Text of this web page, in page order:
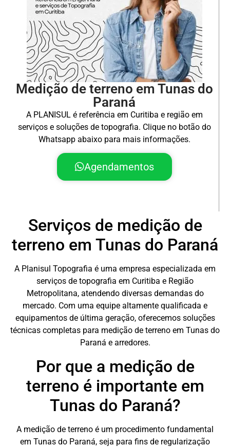
Medição de terreno em Tunas do
Paraná
A PLANISUL é referência em Curitiba e região em
serviços e soluções de topografia. Clique no botão do
Whatsapp abaixo para mais informações.
Agendamentos
Serviços de medição de
terreno em Tunas do Paraná
A Planisul Topografia é uma empresa especializada em
serviços de topografia em Curitiba e Região
Metropolitana, atendendo diversas demandas do
mercado. Com uma equipe altamente qualificada e
equipamentos de última geração, oferecemos soluções
técnicas completas para medição de terreno em Tunas do
Paraná e arredores.
Por que a medição de
terreno é importante em
Tunas do Paraná?
A medição de terreno é um procedimento fundamental
em Tunas do Paraná, seja para fins de regularização